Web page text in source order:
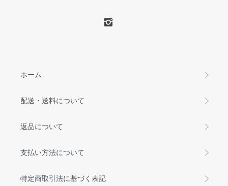
ホーム
配送・送料について
返品について
支払い方法について
特定商取引法に基づく表記